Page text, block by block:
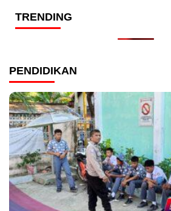
TRENDING
PENDIDIKAN